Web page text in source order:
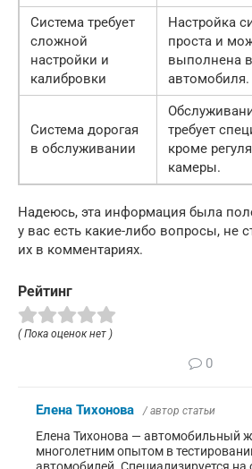
Система требует
сложной
настройки и
калибровки
Настройка
проста и
выполнена
автомобиля.
Система дорогая
в обслуживании
требует
кроме
камеры.
Надеюсь, эта информация была
у вас есть какие-либо вопросы, не
их в комментариях.
Рейтинг
( Пока оценок нет )
0
Елена Тихонова / автор статьи
Елена Тихонова — автомобильный
многолетним опытом в